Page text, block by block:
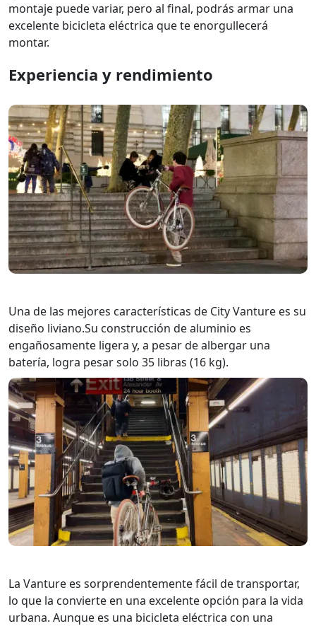
montaje puede variar, pero al final, podrás armar una
excelente bicicleta eléctrica que te enorgullecerá
montar.
Experiencia y rendimiento
Una de las mejores características de City Vanture es su
diseño liviano.Su construcción de aluminio es
engañosamente ligera y, a pesar de albergar una
batería, logra pesar solo 35 libras (16 kg).
La Vanture es sorprendentemente fácil de transportar,
lo que la convierte en una excelente opción para la vida
urbana. Aunque es una bicicleta eléctrica con una